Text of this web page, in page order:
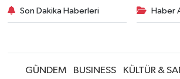
Son Dakika Haberleri Haber
GÜNDEM BUSINESS KÜLTÜR &